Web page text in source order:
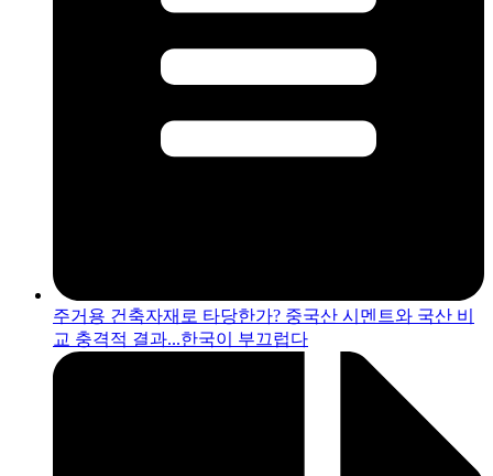
주거용 건축자재로 타당한가? 중국산 시멘트와 국산 비
교 충격적 결과...한국이 부끄럽다